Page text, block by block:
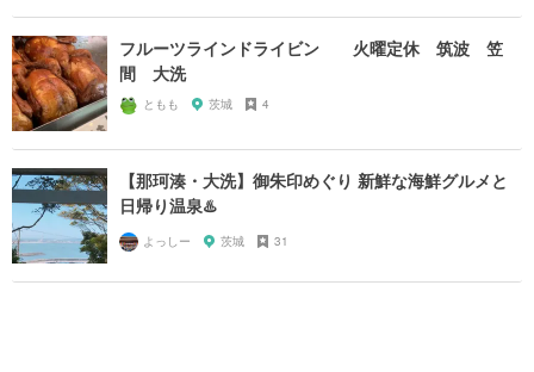
フルーツラインドライビン 火曜定休 筑波 笠
間 大洗
ともも 茨城 4
【那珂湊・大洗】御朱印めぐり 新鮮な海鮮グルメと
日帰り温泉♨️
よっしー 茨城 31